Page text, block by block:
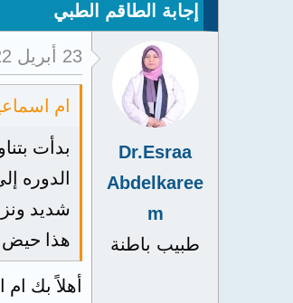
إجابة الطاقم الطبي
Dr.Esraa
Abdelkaree
m
طبيب باطنة
23 أبريل 2022
ام
هذا حيض
أهلاً بك